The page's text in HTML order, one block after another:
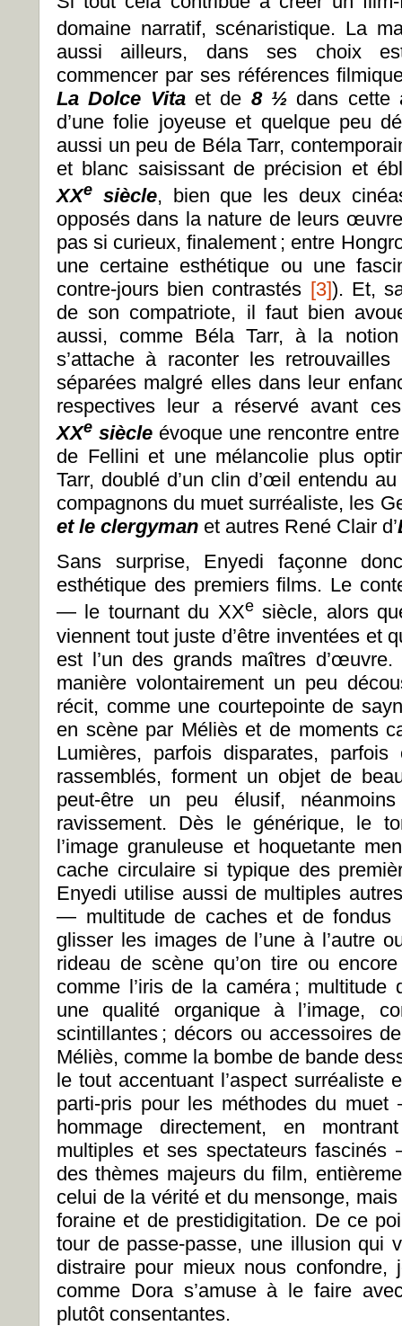
domaine narratif, scénaristique. La
aussi ailleurs, dans ses choix
commencer par ses références
La Dolce Vitaet de 8 ½ dans cette
d’une folie joyeuse et quelque peu
aussi un peu de Béla Tarr,
et blanc saisissant de précision et
XXe siècle, bien que les deux
opposés dans la nature de leurs
pas si curieux, finalement ; entre
une certaine esthétique ou une
contre-jours bien contrastés [3]). Et,
de son compatriote, il faut bien
aussi, comme Béla Tarr, à la
s’attache à raconter les
séparées malgré elles dans leur
respectives leur a réservé avant
XXe siècleévoque une rencontre
de Fellini et une mélancolie plus
Tarr, doublé d’un clin d’œil entendu
compagnons du muet surréaliste, les
et le clergyman et autres René Clair d’
Sans surprise, Enyedi façonne
esthétique des premiers films. Le
— le tournant du XXesiècle, alors
viennent tout juste d’être inventées et
est l’un des grands maîtres
manière volontairement un peu
récit, comme une courtepointe de
en scène par Méliès et de moments
Lumières, parfois disparates,
rassemblés, forment un objet de
peut-être un peu élusif,
ravissement. Dès le générique, le
l’image granuleuse et hoquetante
cache circulaire si typique des
Enyedi utilise aussi de multiples
— multitude de caches et de fondus
glisser les images de l’une à l’autre
rideau de scène qu’on tire ou
comme l’iris de la caméra ; multitude
une qualité organique à l’image,
scintillantes ; décors ou accessoires
Méliès, comme la bombe de bande
le tout accentuant l’aspect surréaliste
parti-pris pour les méthodes du
hommage directement, en
multiples et ses spectateurs fascinés
des thèmes majeurs du film,
celui de la vérité et du mensonge,
foraine et de prestidigitation. De ce
tour de passe-passe, une illusion qui
distraire pour mieux nous confondre,
comme Dora s’amuse à le faire
plutôt consentantes.